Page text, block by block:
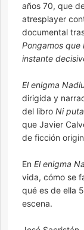
años 70, que
atresplayer
documental
Pongamos que
instante
El enigma
dirigida y
del libro Ni
que Javier
de ficción
En El enigma
vida, cómo se
qué es de ella
escena.